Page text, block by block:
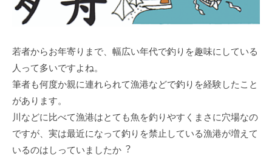
若者からお年寄りまで、幅広い年代で釣りを趣味にしている
⼈って多いですよね。
筆者も何度か親に連れられて漁港などで釣りを経験したこと
があります。
川などに⽐べて漁港はとても⿂を釣りやすくまさに⽳場なの
ですが、実は最近になって釣りを禁⽌している漁港が増えて
いるのはしっていましたか︖